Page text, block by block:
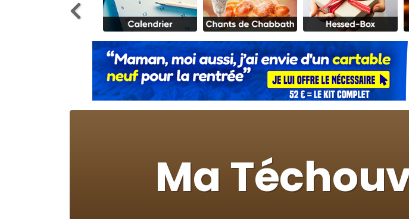
Il reste 49 places pour étudier en groupe sur Zoom
12 nouvelles musiques dans Torah-Box Music
3 personnes viennent de nous rejoindre sur WhatsApp
2 personnes viennent de nous rejoindre sur WhatsApp
2 nouvelles musiques dans Torah-Box Music
3 personnes viennent de nous rejoindre sur WhatsApp
61 personnes viennent de demander une bénédiction
Il reste 49 places pour étudier en groupe sur Zoom
Ariel vient de donner son Maasser